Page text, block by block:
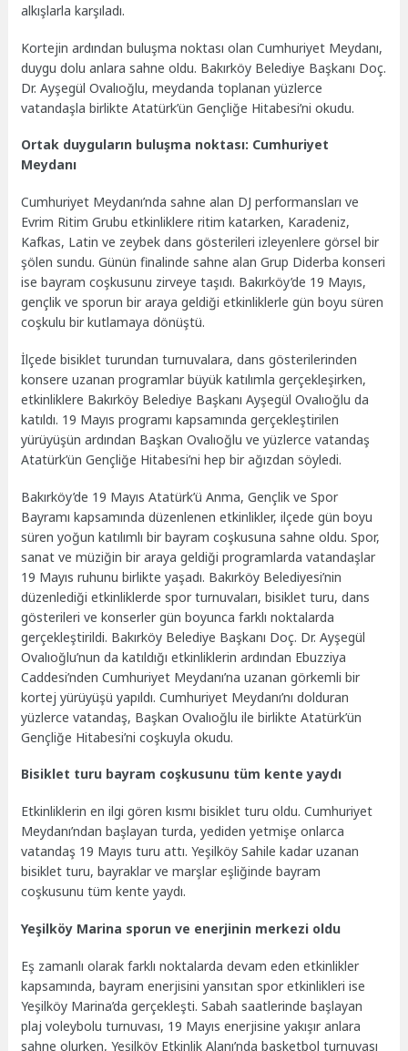
alkışlarla karşıladı.
Kortejin ardından buluşma noktası olan Cumhuriyet Meydanı,
duygu dolu anlara sahne oldu. Bakırköy Belediye Başkanı Doç.
Dr. Ayşegül Ovalıoğlu, meydanda toplanan yüzlerce
vatandaşla birlikte Atatürk’ün Gençliğe Hitabesi’ni okudu.
Ortak duyguların buluşma noktası: Cumhuriyet
Meydanı
Cumhuriyet Meydanı’nda sahne alan DJ performansları ve
Evrim Ritim Grubu etkinliklere ritim katarken, Karadeniz,
Kafkas, Latin ve zeybek dans gösterileri izleyenlere görsel bir
şölen sundu. Günün finalinde sahne alan Grup Diderba konseri
ise bayram coşkusunu zirveye taşıdı. Bakırköy’de 19 Mayıs,
gençlik ve sporun bir araya geldiği etkinliklerle gün boyu süren
coşkulu bir kutlamaya dönüştü.
İlçede bisiklet turundan turnuvalara, dans gösterilerinden
konsere uzanan programlar büyük katılımla gerçekleşirken,
etkinliklere Bakırköy Belediye Başkanı Ayşegül Ovalıoğlu da
katıldı. 19 Mayıs programı kapsamında gerçekleştirilen
yürüyüşün ardından Başkan Ovalıoğlu ve yüzlerce vatandaş
Atatürk’ün Gençliğe Hitabesi’ni hep bir ağızdan söyledi.
Bakırköy’de 19 Mayıs Atatürk’ü Anma, Gençlik ve Spor
Bayramı kapsamında düzenlenen etkinlikler, ilçede gün boyu
süren yoğun katılımlı bir bayram coşkusuna sahne oldu. Spor,
sanat ve müziğin bir araya geldiği programlarda vatandaşlar
19 Mayıs ruhunu birlikte yaşadı. Bakırköy Belediyesi’nin
düzenlediği etkinliklerde spor turnuvaları, bisiklet turu, dans
gösterileri ve konserler gün boyunca farklı noktalarda
gerçekleştirildi. Bakırköy Belediye Başkanı Doç. Dr. Ayşegül
Ovalıoğlu’nun da katıldığı etkinliklerin ardından Ebuzziya
Caddesi’nden Cumhuriyet Meydanı’na uzanan görkemli bir
kortej yürüyüşü yapıldı. Cumhuriyet Meydanı’nı dolduran
yüzlerce vatandaş, Başkan Ovalıoğlu ile birlikte Atatürk’ün
Gençliğe Hitabesi’ni coşkuyla okudu.
Bisiklet turu bayram coşkusunu tüm kente yaydı
Etkinliklerin en ilgi gören kısmı bisiklet turu oldu. Cumhuriyet
Meydanı’ndan başlayan turda, yediden yetmişe onlarca
vatandaş 19 Mayıs turu attı. Yeşilköy Sahile kadar uzanan
bisiklet turu, bayraklar ve marşlar eşliğinde bayram
coşkusunu tüm kente yaydı.
Yeşilköy Marina sporun ve enerjinin merkezi oldu
Eş zamanlı olarak farklı noktalarda devam eden etkinlikler
kapsamında, bayram enerjisini yansıtan spor etkinlikleri ise
Yeşilköy Marina’da gerçekleşti. Sabah saatlerinde başlayan
plaj voleybolu turnuvası, 19 Mayıs enerjisine yakışır anlara
sahne olurken, Yeşilköy Etkinlik Alanı’nda basketbol turnuvası